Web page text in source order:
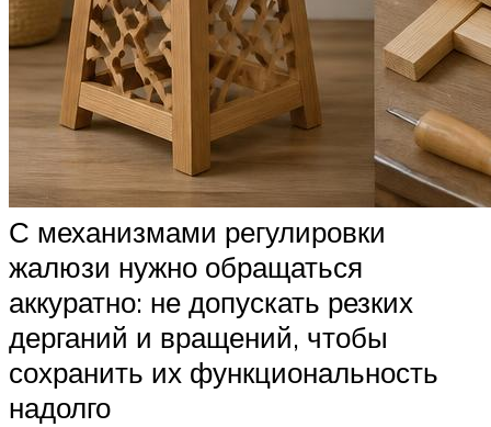
С механизмами регулировки
жалюзи нужно обращаться
аккуратно: не допускать резких
дерганий и вращений, чтобы
сохранить их функциональность
надолго